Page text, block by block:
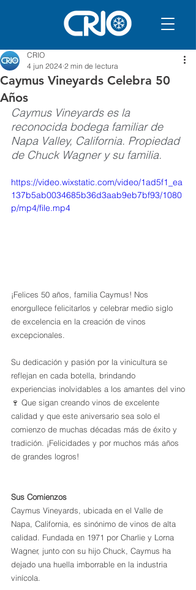
Caymus Vineyards Celebra 50
Años
CRIO
4 jun 2024 2 min de lectura
Caymus Vineyards es la
reconocida bodega familiar de
Napa Valley, California. Propiedad
de Chuck Wagner y su familia.
https://video.wixstatic.com/video/1ad5f1_ea
137b5ab0034685b36d3aab9eb7bf93/1080
p/mp4/file.mp4
¡Felices 50 años, familia Caymus! Nos
enorgullece felicitarlos y celebrar medio siglo
de excelencia en la creación de vinos
excepcionales.
Su dedicación y pasión por la vinicultura se
reflejan en cada botella, brindando
experiencias inolvidables a los amantes del vino
🍷 Que sigan creando vinos de excelente
calidad y que este aniversario sea solo el
comienzo de muchas décadas más de éxito y
tradición. ¡Felicidades y por muchos más años
de grandes logros!
Sus Comienzos
Caymus Vineyards, ubicada en el Valle de
Napa, California, es sinónimo de vinos de alta
calidad. Fundada en 1971 por Charlie y Lorna
Wagner, junto con su hijo Chuck, Caymus ha
dejado una huella imborrable en la industria
vinícola.